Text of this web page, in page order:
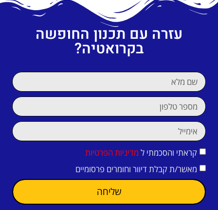
עזרה עם תכנון החופשה
בקרואטיה?
קראתי והסכמתי ל מדיניות הפרטיות
מאשר/ת קבלת דיוור וחומרים פרסומיים
שליחה